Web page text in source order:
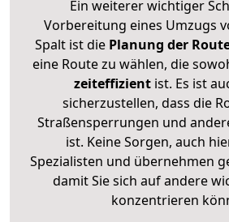
Ein weiterer wichtiger
Vorbereitung eines Umzugs
Spalt ist die Planung der
eine Route zu wählen, die
zeiteffizientist. Es ist
sicherzustellen, dass die
Straßensperrungen und
ist. Keine Sorgen, auch
Spezialisten und übernehmen
damit Sie sich auf andere
konzentrieren